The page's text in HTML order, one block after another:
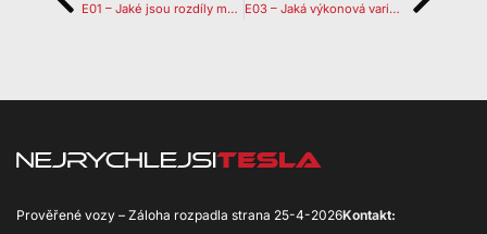
E01 – Jaké jsou rozdíly mezi EV a ICE E03 – Jaká výkonová varianta je pro mě nejlepší?
Prověřené vozy – Záloha rozpadla strana 25-4-2026Kontakt: